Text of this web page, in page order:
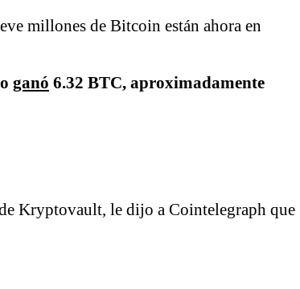
millones de Bitcoin están ahora en
ganó 6.32 BTC, aproximadamente
Kryptovault, le dijo a Cointelegraph que